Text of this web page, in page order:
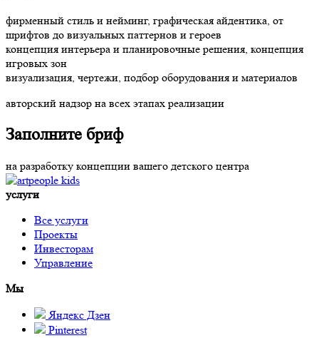
фирменный стиль и нейминг, графическая айдентика, от
шрифтов до визуальных паттернов и героев
концепция интерьера и планировочные решения, концепция
игровых зон
визуализация, чертежи, подбор оборудования и материалов
авторский надзор на всех этапах реализации
Заполните бриф
на разработку концепции вашего детского центра
услуги
Все услуги
Проекты
Инвесторам
Управление
Мы
Яндекс Дзен
Pinterest